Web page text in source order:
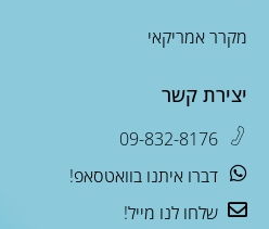
מקרר אמריקאי
יצירת קשר
09-832-8176
דברו איתנו בוואטסאפ!
שלחו לנו מייל!